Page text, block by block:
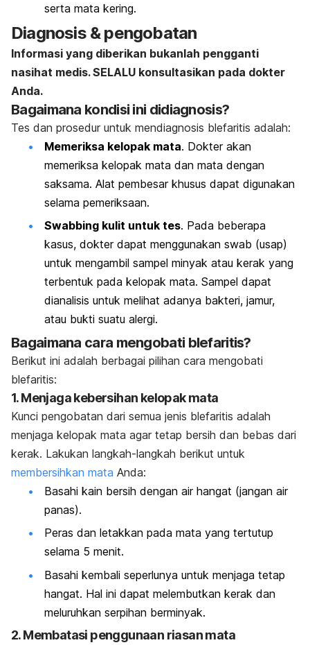
serta mata kering.
Diagnosis & pengobatan
Informasi yang diberikan bukanlah pengganti
nasihat medis. SELALU konsultasikan pada dokter
Anda.
Bagaimana kondisi ini didiagnosis?
Tes dan prosedur untuk mendiagnosis blefaritis adalah:
Memeriksa kelopak mata. Dokter akan
memeriksa kelopak mata dan mata dengan
saksama. Alat pembesar khusus dapat digunakan
selama pemeriksaan.
Swabbing kulit untuk tes. Pada beberapa
kasus, dokter dapat menggunakan swab (usap)
untuk mengambil sampel minyak atau kerak yang
terbentuk pada kelopak mata. Sampel dapat
dianalisis untuk melihat adanya bakteri, jamur,
atau bukti suatu alergi.
Bagaimana cara mengobati blefaritis?
Berikut ini adalah berbagai pilihan cara mengobati
blefaritis:
1. Menjaga kebersihan kelopak mata
Kunci pengobatan dari semua jenis blefaritis adalah
menjaga kelopak mata agar tetap bersih dan bebas dari
kerak. Lakukan langkah-langkah berikut untuk
membersihkan mata Anda:
Basahi kain bersih dengan air hangat (jangan air
panas).
Peras dan letakkan pada mata yang tertutup
selama 5 menit.
Basahi kembali seperlunya untuk menjaga tetap
hangat. Hal ini dapat melembutkan kerak dan
meluruhkan serpihan berminyak.
2. Membatasi penggunaan riasan mata